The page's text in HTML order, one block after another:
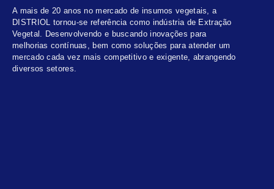
A mais de 20 anos no mercado de insumos vegetais, a
DISTRIOL tornou-se referência como indústria de Extração
Vegetal. Desenvolvendo e buscando inovações para
melhorias contínuas, bem como soluções para atender um
mercado cada vez mais competitivo e exigente, abrangendo
diversos setores.